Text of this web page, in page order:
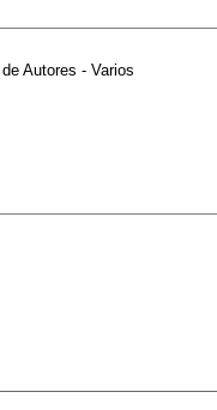
de Autores - Varios